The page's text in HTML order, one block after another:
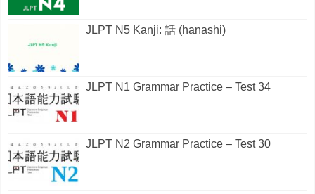
JLPT N5 Kanji: 話 (hanashi)
JLPT N1 Grammar Practice – Test 34
JLPT N2 Grammar Practice – Test 30